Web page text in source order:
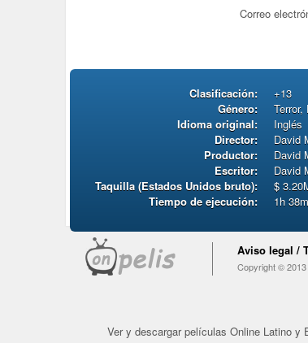
Correo
Clasificación:
+13
Género:
Terror,
Idioma original:
Inglés
Director:
David
Productor:
David
Escritor:
David
Taquilla (Estados Unidos bruto):
$
Tiempo de ejecución:
1h 38m
Aviso legal /
Copyright ©
Ver y descargar películas Online Latino